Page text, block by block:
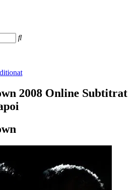
2008 Online Subtitrat